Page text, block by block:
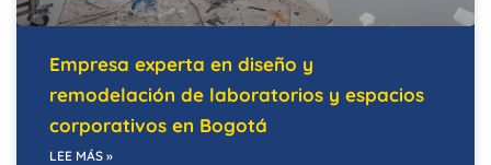
Empresa experta en diseño y
remodelación de laboratorios y espacios
corporativos en Bogotá
LEE MÁS »